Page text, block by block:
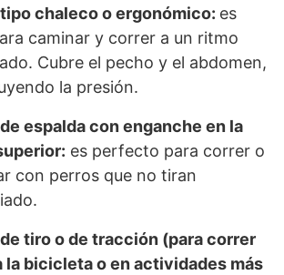
chaleco o ergonómico: es
caminar y correr a un ritmo
Cubre el pecho y el abdomen,
la presión.
espalda con enganche en la
es perfecto para correr o
con perros que no tiran
tiro o de tracción (para correr
la bicicleta o en actividades más